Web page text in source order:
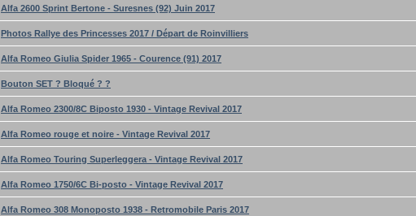
Alfa 2600 Sprint Bertone - Suresnes (92) Juin 2017
Photos Rallye des Princesses 2017 / Départ de Roinvilliers
Alfa Romeo Giulia Spider 1965 - Courence (91) 2017
Bouton SET ? Bloqué ? ?
Alfa Romeo 2300/8C Biposto 1930 - Vintage Revival 2017
Alfa Romeo rouge et noire - Vintage Revival 2017
Alfa Romeo Touring Superleggera - Vintage Revival 2017
Alfa Romeo 1750/6C Bi-posto - Vintage Revival 2017
Alfa Romeo 308 Monoposto 1938 - Retromobile Paris 2017